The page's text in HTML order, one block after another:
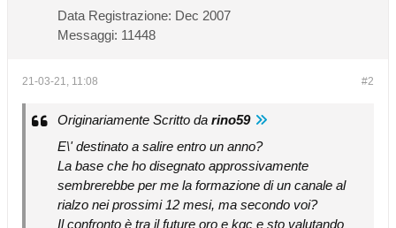
Data Registrazione: Dec 2007
Messaggi: 11448
#2
21-03-21, 11:08
Originariamente Scritto da rino59
E\' destinato a salire entro un anno?
La base che ho disegnato approssivamente
sembrerebbe per me la formazione di un canale al
rialzo nei prossimi 12 mesi, ma secondo voi?
Il confronto è tra il future oro e kgc e sto valutando